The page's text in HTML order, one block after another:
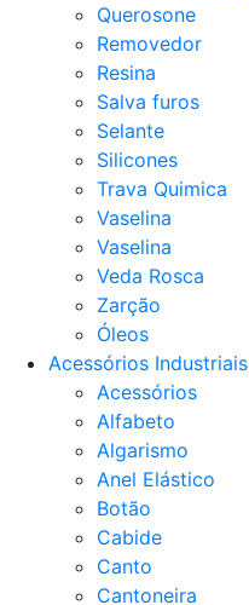
Querosone
Removedor
Resina
Salva furos
Selante
Silicones
Trava Quimica
Vaselina
Vaselina
Veda Rosca
Zarção
Óleos
Acessórios Industriais
Acessórios
Alfabeto
Algarismo
Anel Elástico
Botão
Cabide
Canto
Cantoneira